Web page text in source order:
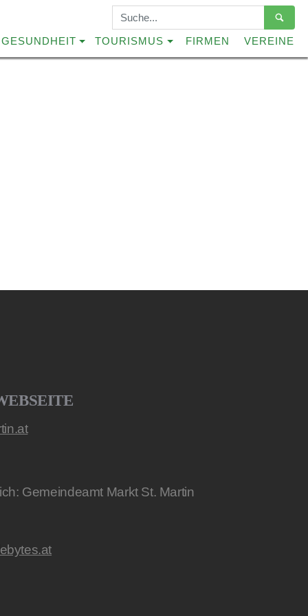
Suchbegriffe
GESUNDHEIT TOURISMUS FIRMEN VEREINE
Gemeindeamt Markt St. Martin